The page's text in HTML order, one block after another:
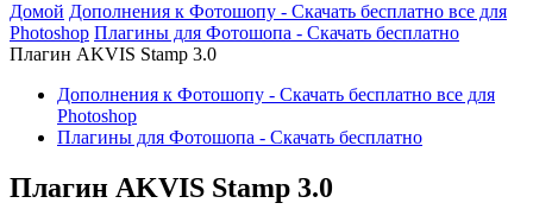
Домой Дополнения к Фотошопу - Скачать бесплатно все для
Photoshop Плагины для Фотошопа - Скачать бесплатно
Плагин AKVIS Stamp 3.0
Дополнения к Фотошопу - Скачать бесплатно все для
Photoshop
Плагины для Фотошопа - Скачать бесплатно
Плагин AKVIS Stamp 3.0